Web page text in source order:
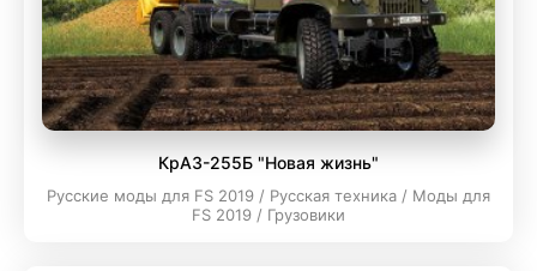
КрАЗ-255Б "Новая жизнь"
Русские моды для FS 2019 / Русская техника / Моды для
FS 2019 / Грузовики